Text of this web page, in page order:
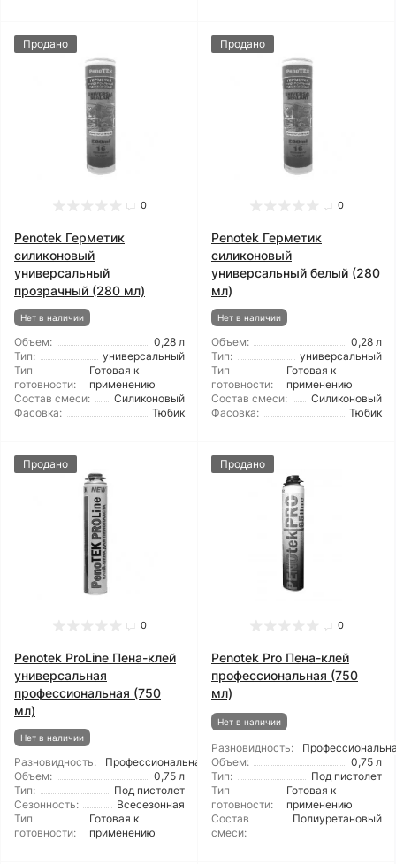
Продано
0
Penotek Герметик
силиконовый
универсальный
прозрачный (280 мл)
Нет в наличии
Объем:
0,28 л
Тип:
универсальный
Тип
готовности:
Готовая к
применению
Состав смеси:
Силиконовый
Фасовка:
Тюбик
Продано
0
Penotek Герметик
силиконовый
универсальный белый (280
мл)
Нет в наличии
Объем:
0,28 л
Тип:
универсальный
Тип
готовности:
Готовая к
применению
Состав смеси:
Силиконовый
Фасовка:
Тюбик
Продано
0
Penotek ProLine Пена-клей
универсальная
профессиональная (750
мл)
Нет в наличии
Разновидность:
Профессиональная
Объем:
0,75 л
Тип:
Под пистолет
Сезонность:
Всесезонная
Тип
готовности:
Готовая к
применению
Продано
0
Penotek Pro Пена-клей
профессиональная (750
мл)
Нет в наличии
Разновидность:
Объем:
0,75 л
Тип:
Под пистолет
Тип
готовности:
Готовая к
применению
Состав
смеси:
Полиуретановый